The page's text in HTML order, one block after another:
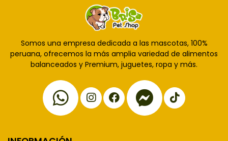
Somos una empresa dedicada a las mascotas, 100%
peruana, ofrecemos la más amplia variedad de alimentos
balanceados y Premium, juguetes, ropa y más.